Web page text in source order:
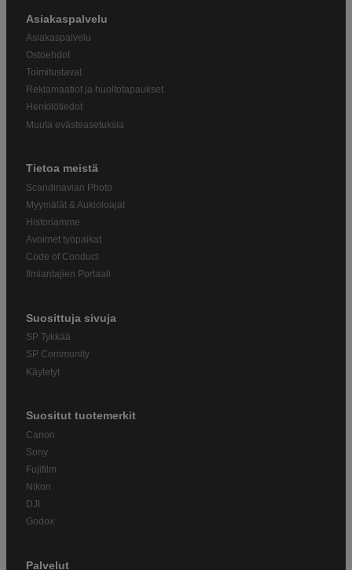
Asiakaspalvelu
Asiakaspalvelu
Ostoehdot
Toimitustavat
Reklamaatiot ja huoltotapaukset
Henkilötiedot
Muuta evästeasetuksia
Tietoa meistä
Scandinavian Photo
Myymälät & Aukioloajat
Historiamme
Avoimet työpaikat
Code of Conduct
Ilmiantajien Portaali
Suosittuja sivuja
SP Tykkää
SP Community
Käytetyt
Suositut tuotemerkit
Canon
Sony
Fujifilm
Nikon
DJI
Godox
Palvelut